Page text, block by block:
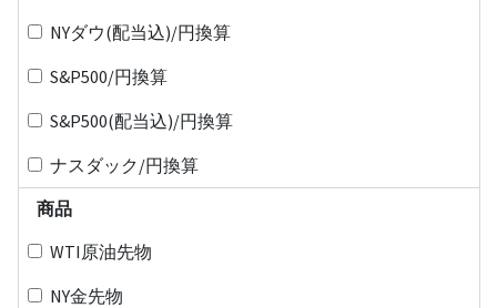
NYダウ(配当込)/円換算
S&P500/円換算
S&P500(配当込)/円換算
ナスダック/円換算
商品
WTI原油先物
NY金先物